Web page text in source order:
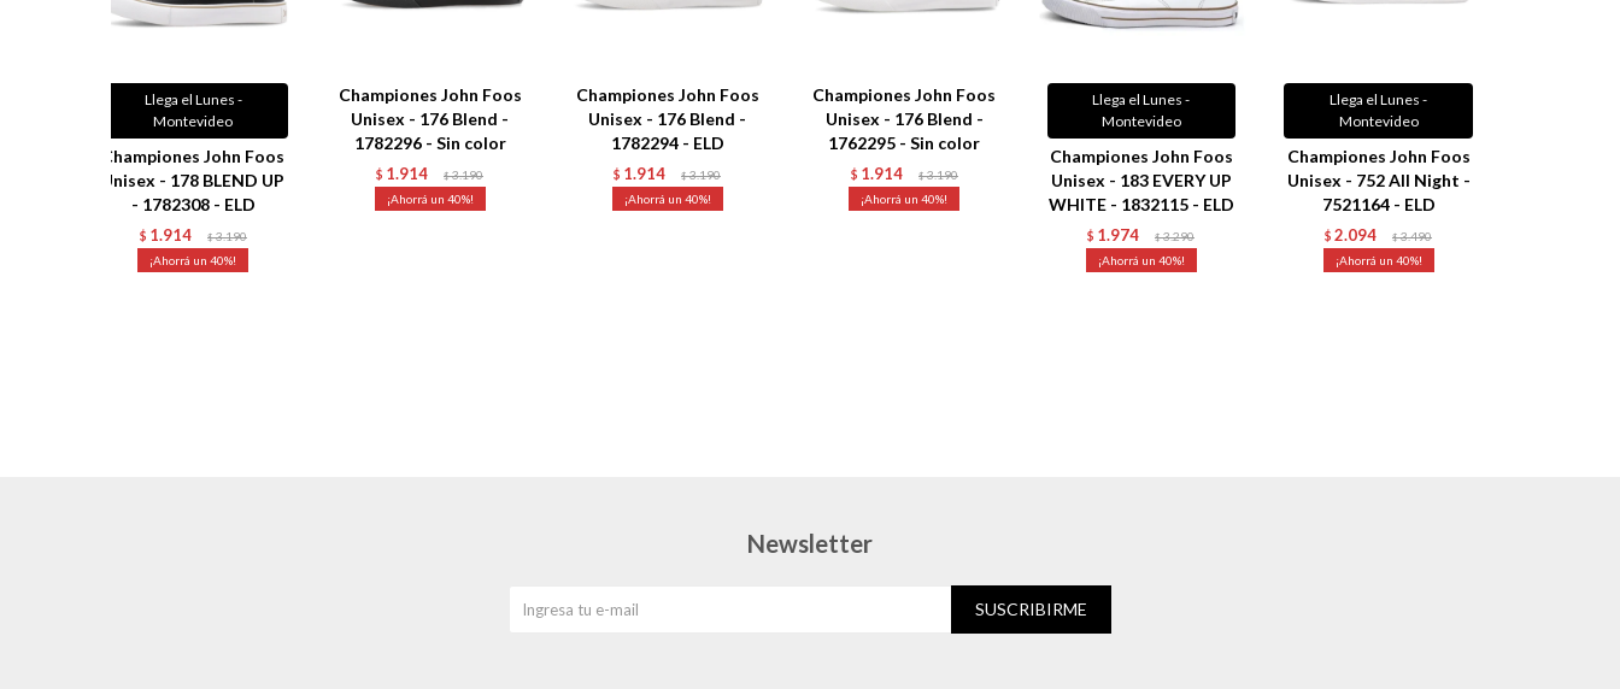
Llega el Lunes -
Montevideo
Championes John Foos
Unisex - 178 BLEND UP
- 1782308 - ELD
$ 1.914 $ 3.190
40
Championes John Foos
Unisex - 176 Blend -
1782296 - Sin color
$ 1.914 $ 3.190
40
Championes John Foos
Unisex - 176 Blend -
1782294 - ELD
$ 1.914 $ 3.190
40
Championes John Foos
Unisex - 176 Blend -
1762295 - Sin color
$ 1.914 $ 3.190
40
Llega el Lunes -
Montevideo
Championes John Foos
Unisex - 183 EVERY UP
WHITE - 1832115 - ELD
$ 1.974 $ 3.290
40
Llega el Lunes -
Montevideo
Championes John Foos
Unisex - 752 All Night -
7521164 - ELD
$ 2.094 $ 3.490
40
Newsletter
SUSCRIBIRME